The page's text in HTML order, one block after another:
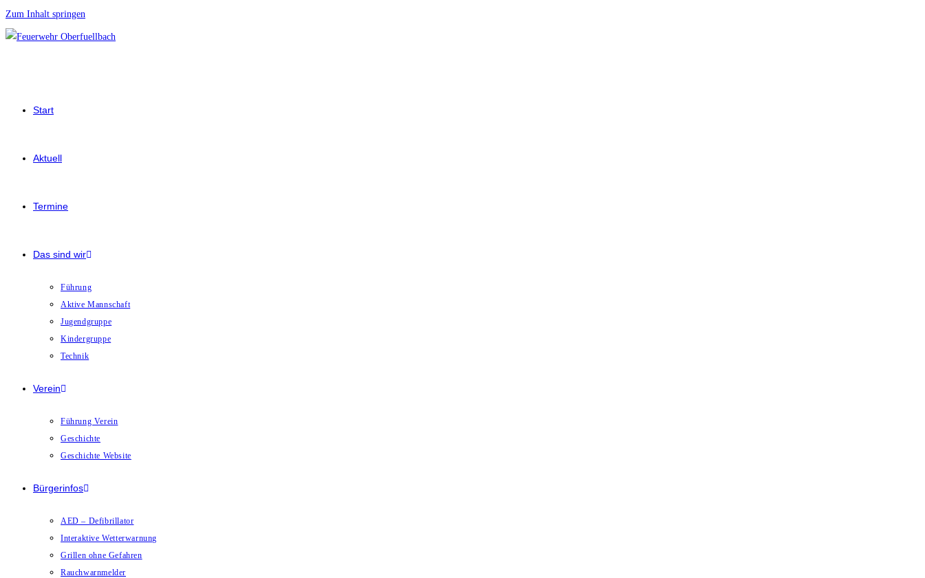
Zum Inhalt springen
Start
Aktuell
Termine
Das sind wir
Führung
Aktive Mannschaft
Jugendgruppe
Kindergruppe
Technik
Verein
Führung Verein
Geschichte
Geschichte Website
Bürgerinfos
AED – Defibrillator
Interaktive Wetterwarnung
Grillen ohne Gefahren
Rauchwarnmelder